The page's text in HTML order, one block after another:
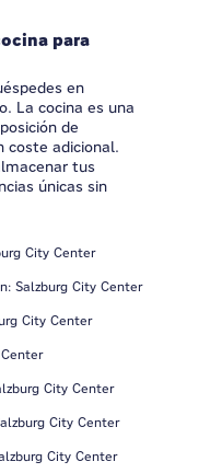
para
en
La cocina es una
de
coste adicional.
tus
únicas sin
City Center
Salzburg City Center
City Center
City Center
City Center
City Center